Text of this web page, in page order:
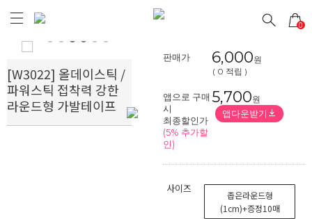
0
Prev Next
[W3022] 올데이스틱 /
파워스틱 접착력 강한
라운드형 가발테이프
판매가 6,000원
( 0 적립 )
앱으로 구매
시
최종할인가
(5% 추가할
인)
5,700원
앱다운받기
사이즈
좁은라운드형
(1cm)+증정10매